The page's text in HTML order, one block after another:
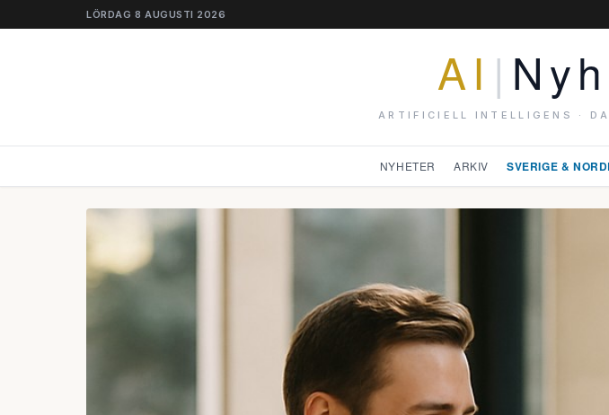
LÖRDAG 8 AUGUSTI 2026
AI |
ARTIFICIELL INTELLIGENS ·
NYHETER ARKIV SVERIGE &